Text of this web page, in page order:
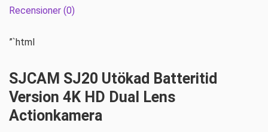
Recensioner (0)
”`html
SJCAM SJ20 Utökad Batteritid
Version 4K HD Dual Lens
Actionkamera